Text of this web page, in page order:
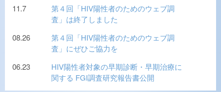
11.7
第４回「HIV陽性者のためのウェブ調
査」は終了しました
08.26
第４回「HIV陽性者のためのウェブ調
査」にぜひご協力を
06.23
HIV陽性者対象の早期診断・早期治療に
関する FGI調査研究報告書公開